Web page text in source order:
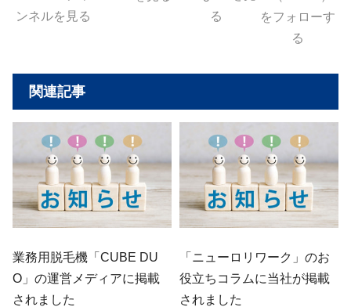
ンネルを見る
る
をフォローす
る
関連記事
業務用脱毛機「CUBE DU
O」の運営メディアに掲載
されました
「ニューロリワーク」のお
役立ちコラムに当社が掲載
されました